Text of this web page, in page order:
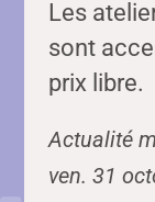
Les
sont
prix libre.
Actualité
ven. 31